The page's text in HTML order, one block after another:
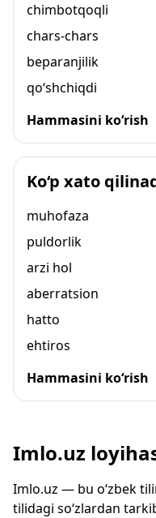
chimbotqoqli
chars-chars
beparanjilik
qo‘shchiqdi
Hammasini ko‘rish
Ko‘p xato
muhofaza
puldorlik
arzi hol
aberratsion
hatto
ehtiros
Hammasini ko‘rish
Imlo.uz
Imlo.uz — bu o‘zbek
tilidagi so‘zlardan